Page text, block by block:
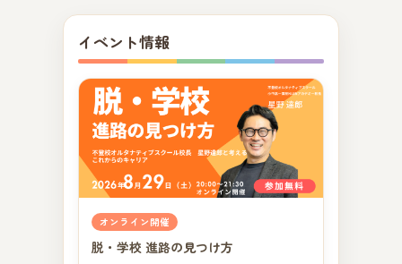
イベント情報
オンライン開催
脱・学校 進路の見つけ方